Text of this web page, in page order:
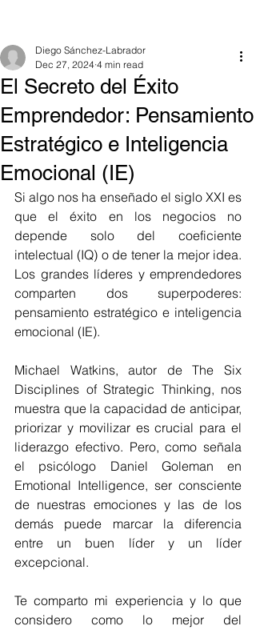
El Secreto del Éxito
Emprendedor: Pensamiento
Estratégico e Inteligencia
Emocional (IE)
Diego Sánchez-Labrador
Dec 27, 2024 4 min read
Si algo nos ha enseñado el siglo XXI es
que el éxito en los negocios no
depende solo del coeficiente
intelectual (IQ) o de tener la mejor idea.
Los grandes líderes y emprendedores
comparten dos superpoderes:
pensamiento estratégico e inteligencia
emocional (IE).
Michael Watkins, autor de The Six
Disciplines of Strategic Thinking, nos
muestra que la capacidad de anticipar,
priorizar y movilizar es crucial para el
liderazgo efectivo. Pero, como señala
el psicólogo Daniel Goleman en
Emotional Intelligence, ser consciente
de nuestras emociones y las de los
demás puede marcar la diferencia
entre un buen líder y un líder
excepcional.
Te comparto mi experiencia y lo que
considero como lo mejor del